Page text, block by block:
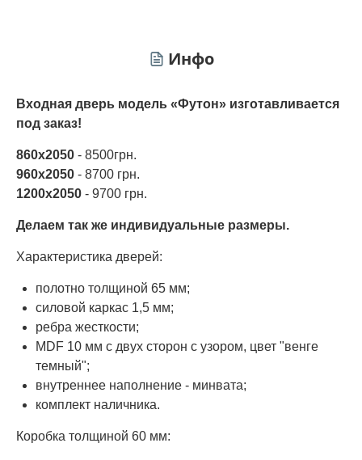
Инфо
Входная дверь модель «Футон» изготавливается
под заказ!
860х2050 - 8500грн.
960х2050 - 8700 грн.
1200х2050 - 9700 грн.
Делаем так же индивидуальные размеры.
Характеристика дверей:
полотно толщиной 65 мм;
силовой каркас 1,5 мм;
ребра жесткости;
MDF 10 мм с двух сторон с узором, цвет "венге
темный";
внутреннее наполнение - минвата;
комплект наличника.
Коробка толщиной 60 мм: